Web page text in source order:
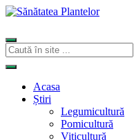
Acasa
Știri
Legumicultură
Pomicultură
Viticultură